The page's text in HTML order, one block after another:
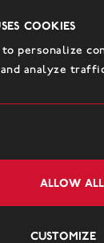
cookies
to personalize
analyze
Allow all
Customize
staat symbool
Big Swingers &
het terras van
en bezoek negen
van
een portret van de